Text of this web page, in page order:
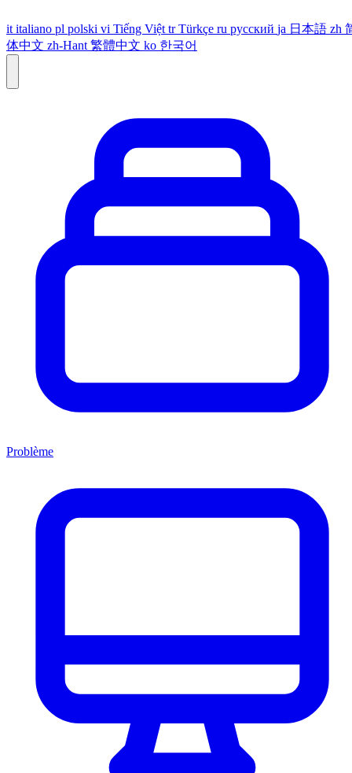
it italiano pl polski vi Tiếng Việt tr Türkçe ru русский ja 日本語 zh
体中文 zh-Hant 繁體中文 ko 한국어
Problème